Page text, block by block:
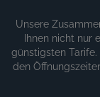
Unsere
Ihnen nicht nur
günstigsten
den